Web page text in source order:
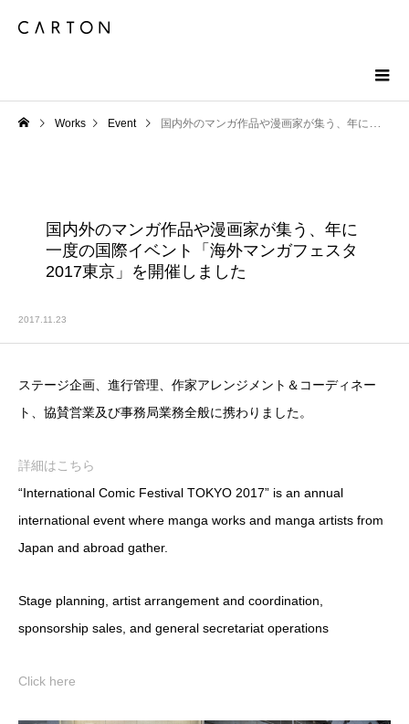
Works Event 国内外のマンガ作品や漫画家が集う、年に一度の国際イベント「海外マンガフェスタ2017東京」を開催しました
国内外のマンガ作品や漫画家が集う、年に
一度の国際イベント「海外マンガフェスタ
2017東京」を開催しました
2017.11.23
ステージ企画、進行管理、作家アレンジメント＆コーディネー
ト、協賛営業及び事務局業務全般に携わりました。
詳細はこちら
“International Comic Festival TOKYO 2017” is an annual
international event where manga works and manga artists from
Japan and abroad gather.
Stage planning, artist arrangement and coordination,
sponsorship sales, and general secretariat operations
Click here